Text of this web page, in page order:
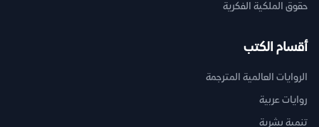
حقوق الملكية الفكرية
أقسام الكتب
الروايات العالمية المترجمة
روايات عربية
تنمية بشرية